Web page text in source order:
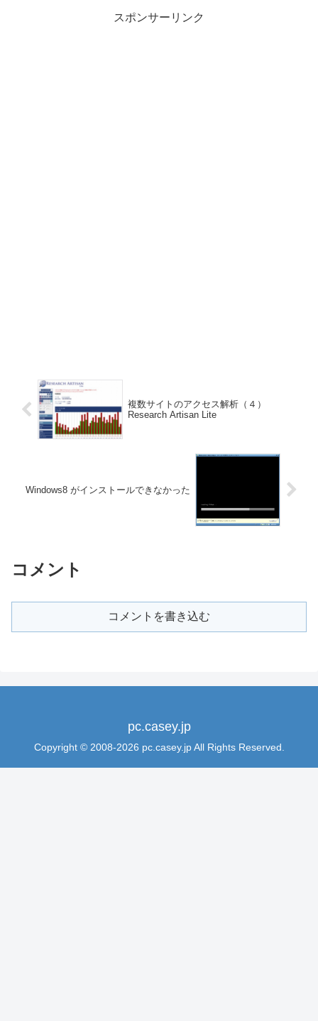
スポンサーリンク
複数サイトのアクセス解析（４）
Research Artisan Lite
Windows8 がインストールできなかった
コメント
コメントを書き込む
pc.casey.jp
Copyright © 2008-2026 pc.casey.jp All Rights Reserved.